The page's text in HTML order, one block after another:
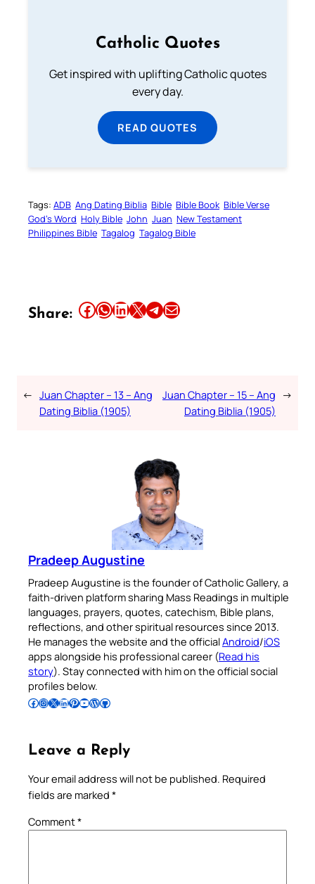
Catholic Quotes
Get inspired with uplifting Catholic quotes
every day.
READ QUOTES
Tags: ADB Ang Dating Biblia Bible Bible Book Bible Verse
God’s Word Holy Bible John Juan New Testament
Philippines Bible Tagalog Tagalog Bible
Share: Share this article on Facebook Share this article on WhatsApp Share this article on LinkedIn Share this article on X Share this article on TelegramEmail this Article
← Juan Chapter – 13 – Ang
Dating Biblia (1905)
Juan Chapter – 15 – Ang
Dating Biblia (1905)
→
Pradeep Augustine
Pradeep Augustine is the founder of Catholic Gallery, a
faith-driven platform sharing Mass Readings in multiple
languages, prayers, quotes, catechism, Bible plans,
reflections, and other spiritual resources since 2013.
He manages the website and the officialAndroid/iOS
apps alongside his professional career (Read his
story). Stay connected with him on the official social
profiles below.
Follow Pradeep on Facebook Follow Pradeep on InstagramFollow Pradeep on X Follow Pradeep on LinkedIn Follow Pradeep on Pinterest Subscribe to Pradeep’s Youtube Channel Follow Pradeep on WordPress Follow Pradeep on GitHub
Leave a Reply
Your email address will not be published. Required
fields are marked *
Comment*